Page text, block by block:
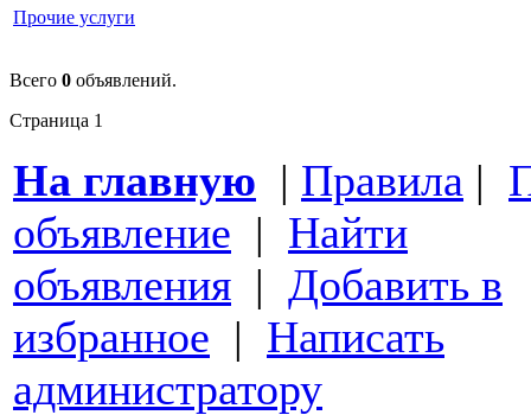
Прочие услуги
Всего 0 объявлений.
Страница 1
На главную | Правила |
объявление | Найти
объявления | Добавить в
избранное | Написать
администратору